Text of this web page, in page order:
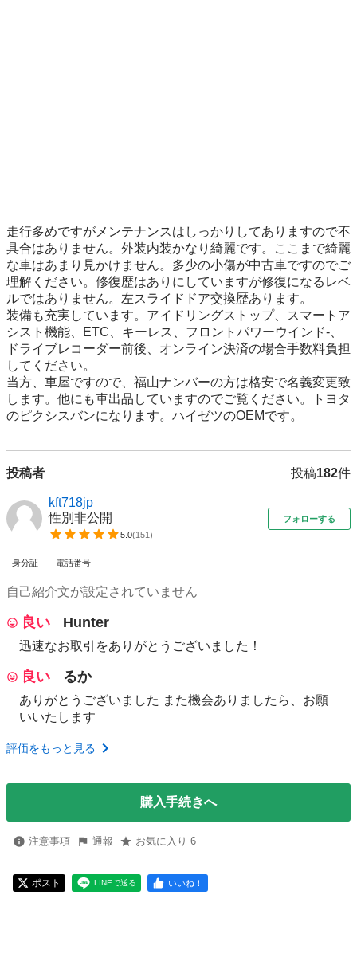
走行多めですがメンテナンスはしっかりしてありますので不
具合はありません。外装内装かなり綺麗です。ここまで綺麗
な車はあまり見かけません。多少の小傷が中古車ですのでご
理解ください。修復歴はありにしていますが修復になるレベ
ルではありません。左スライドドア交換歴あります。
装備も充実しています。アイドリングストップ、スマートア
シスト機能、ETC、キーレス、フロントパワーウインド-、
ドライブレコーダー前後、オンライン決済の場合手数料負担
してください。
当方、車屋ですので、福山ナンバーの方は格安で名義変更致
します。他にも車出品していますのでご覧ください。トヨタ
のピクシスバンになります。ハイゼツのOEMです。
投稿者 投稿182件
kft718jp
性別非公開
5.0(151)
フォローする
身分証 電話番号
自己紹介文が設定されていません
良い Hunter
迅速なお取引をありがとうございました！
良い るか
ありがとうございました また機会ありましたら、お願
いいたします
評価をもっと見る
購入手続きへ
注意事項 通報 お気に入り 6
ポスト LINEで送る いいね！